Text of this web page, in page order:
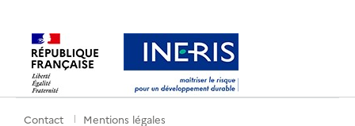
Contact Mentions légales